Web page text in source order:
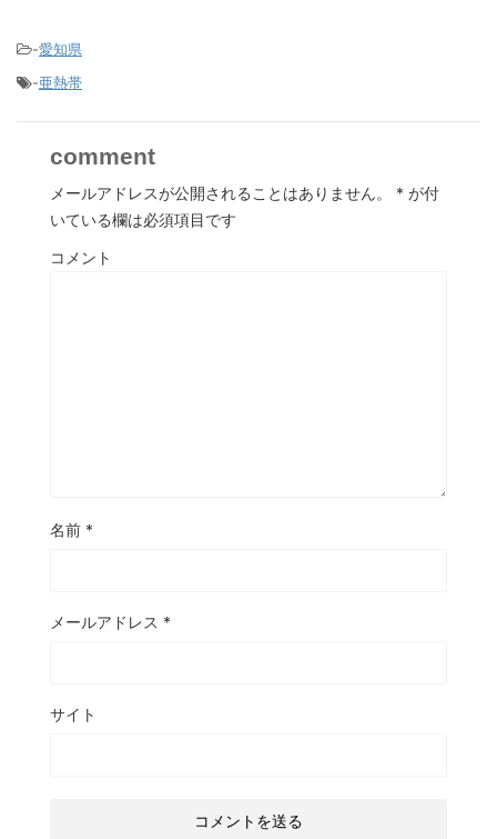
-愛知県
-亜熱帯
comment
メールアドレスが公開されることはありません。 * が付
いている欄は必須項目です
コメント
名前 *
メールアドレス *
サイト